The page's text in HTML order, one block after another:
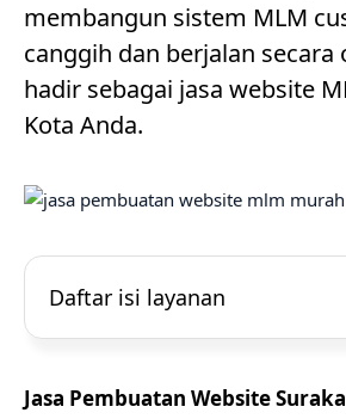
membangun sistem MLM
canggih dan berjalan
hadir sebagai jasa website
Kota Anda.
Daftar isi layanan
Jasa Pembuatan Website